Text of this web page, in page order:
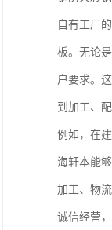
自有工厂
板。无论
户要求。
到加工、
例如，在
海轩本能
加工、物
诚信经营